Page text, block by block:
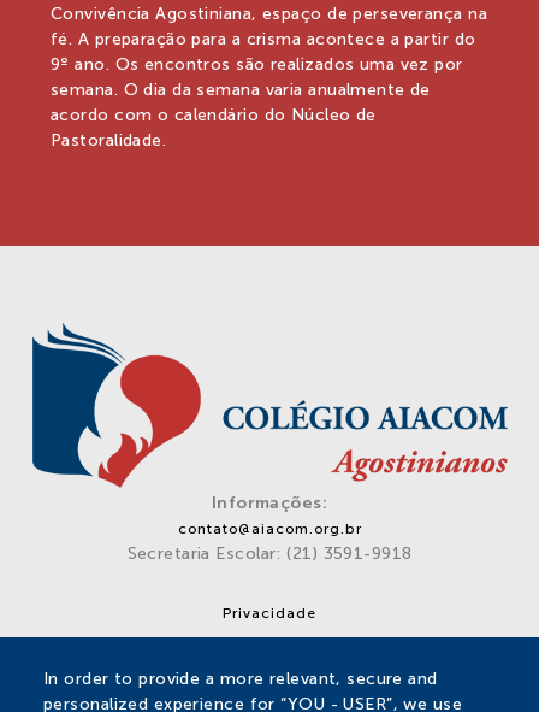
In order to provide a more relevant, secure and
personalized experience for “YOU - USER”, we use
Convivência Agostiniana, espaço de perseverança na
fé. A preparação para a crisma acontece a partir do
9º ano. Os encontros são realizados uma vez por
semana. O dia da semana varia anualmente de
acordo com o calendário do Núcleo de
Pastoralidade.
Informações:
contato@aiacom.org.br
Secretaria Escolar: (21) 3591-9918
Privacidade
de Janeiro – RJ – 20715-002